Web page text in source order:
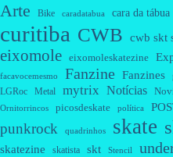
Arte Bike caradatabua cara da tábua
curitiba CWB cwb skt
eixomole eixomoleskatezine
facavocemesmo Fanzine Fanzines
LGRoc Metal mytrix Notícias
Ornitorrincos picosdeskate política
punkrock quadrinhos skate
skatezine skatista skt Stencil